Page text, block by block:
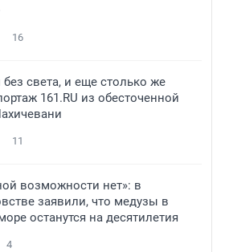
16
без света, и еще столько же
161.RU из обесточенной
11
возможности нет»: в
заявили, что медузы в
останутся на десятилетия
4